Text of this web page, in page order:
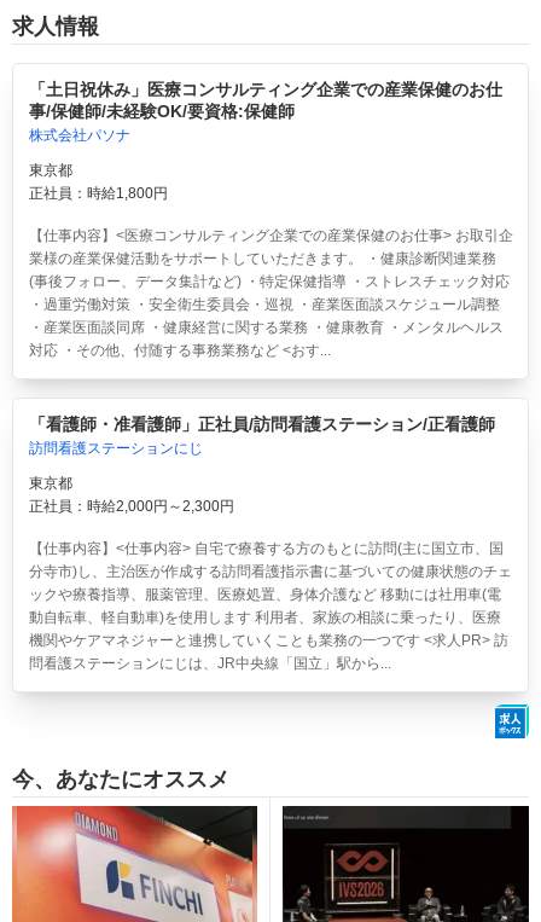
求人情報
「土日祝休み」医療コンサルティング企業での産業保健のお仕
事/保健師/未経験OK/要資格:保健師
株式会社パソナ
東京都
正社員：時給1,800円
【仕事内容】<医療コンサルティング企業での産業保健のお仕事> お取引企
業様の産業保健活動をサポートしていただきます。 ・健康診断関連業務
(事後フォロー、データ集計など) ・特定保健指導 ・ストレスチェック対応
・過重労働対策 ・安全衛生委員会・巡視 ・産業医面談スケジュール調整
・産業医面談同席 ・健康経営に関する業務 ・健康教育 ・メンタルヘルス
対応 ・その他、付随する事務業務など <おす...
「看護師・准看護師」正社員/訪問看護ステーション/正看護師
訪問看護ステーションにじ
東京都
正社員：時給2,000円～2,300円
【仕事内容】<仕事内容> 自宅で療養する方のもとに訪問(主に国立市、国
分寺市)し、主治医が作成する訪問看護指示書に基づいての健康状態のチェ
ックや療養指導、服薬管理、医療処置、身体介護など 移動には社用車(電
動自転車、軽自動車)を使用します 利用者、家族の相談に乗ったり、医療
機関やケアマネジャーと連携していくことも業務の一つです <求人PR> 訪
問看護ステーションにじは、JR中央線「国立」駅から...
今、あなたにオススメ